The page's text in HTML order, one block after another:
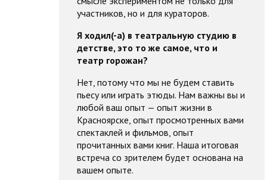
участников, но и для кураторов.
Я ходил(-а) в театральную студию в
детстве, это то же самое, что и
театр горожан?
Нет, потому что мы не будем ставить
пьесу или играть этюды. Нам важны вы и
любой ваш опыт — опыт жизни в
Красноярске, опыт просмотренных вами
спектаклей и фильмов, опыт
прочитанных вами книг. Наша итоговая
встреча со зрителем будет основана на
вашем опыте.